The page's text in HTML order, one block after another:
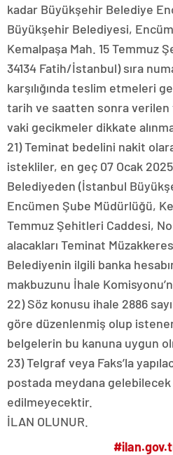
kadar Büyükşehir Belediye
Büyükşehir Belediyesi,
Kemalpaşa Mah. 15 Temmuz
34134 Fatih/İstanbul) sıra
karşılığında teslim etmeleri
tarih ve saatten sonra
vaki gecikmeler dikkate
21) Teminat bedelini nakit
istekliler, en geç 07 Ocak
Belediyeden (İstanbul
Encümen Şube Müdürlüğü,
Temmuz Şehitleri Caddesi,
alacakları Teminat
Belediyenin ilgili banka
makbuzunu İhale
22) Söz konusu ihale 2886
göre düzenlenmiş olup
belgelerin bu kanuna uygun
23) Telgraf veya Faks’la
postada meydana
edilmeyecektir.
İLAN OLUNUR.